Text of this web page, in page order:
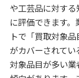
や工芸品に対す
に評価できます
トで「買取対象
がカバーされて
対象品目が多い